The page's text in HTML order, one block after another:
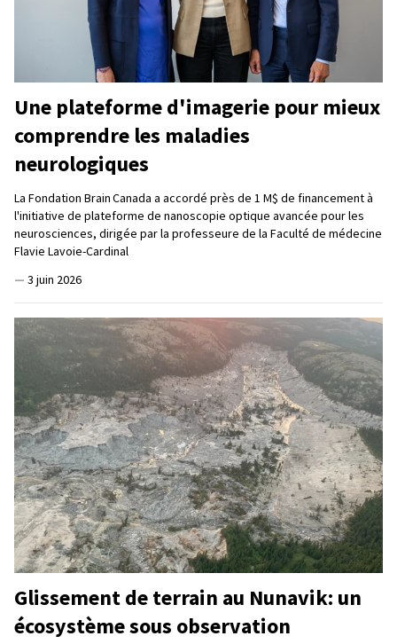
Une plateforme d'imagerie pour mieux
comprendre les maladies
neurologiques
La Fondation Brain Canada a accordé près de 1 M$ de financement à
l'initiative de plateforme de nanoscopie optique avancée pour les
neurosciences, dirigée par la professeure de la Faculté de médecine
Flavie Lavoie-Cardinal
— 3 juin 2026
Glissement de terrain au Nunavik: un
écosystème sous observation